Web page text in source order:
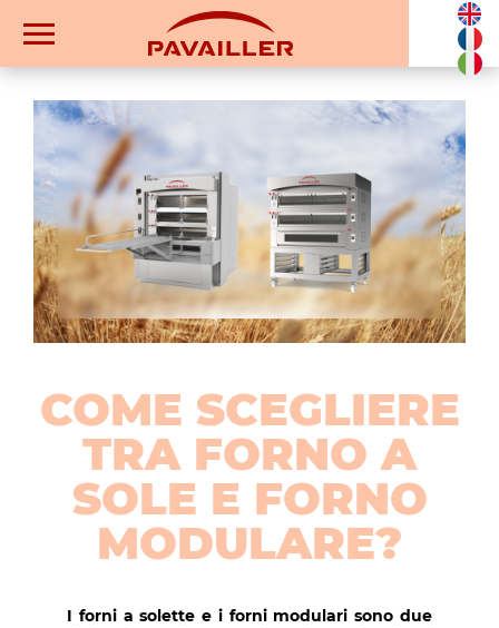
COME SCEGLIERE
TRA FORNO A
SOLE E FORNO
MODULARE?
I forni a solette e i forni modulari sono due